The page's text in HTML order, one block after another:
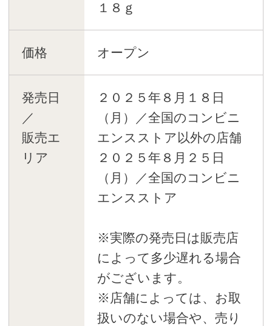
１８ｇ
価格 オープン
発売日
／
販売エ
リア
２０２５年８月１８日
（月）／全国のコンビニ
エンスストア以外の店舗
２０２５年８月２５日
（月）／全国のコンビニ
エンスストア
※実際の発売日は販売店
によって多少遅れる場合
がございます。
※店舗によっては、お取
扱いのない場合や、売り